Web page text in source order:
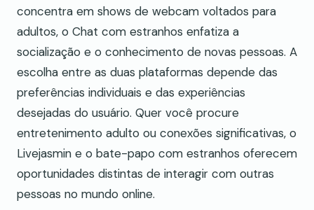
concentra em shows de webcam voltados para
adultos, o Chat com estranhos enfatiza a
socialização e o conhecimento de novas pessoas. A
escolha entre as duas plataformas depende das
preferências individuais e das experiências
desejadas do usuário. Quer você procure
entretenimento adulto ou conexões significativas, o
Livejasmin e o bate-papo com estranhos oferecem
oportunidades distintas de interagir com outras
pessoas no mundo online.